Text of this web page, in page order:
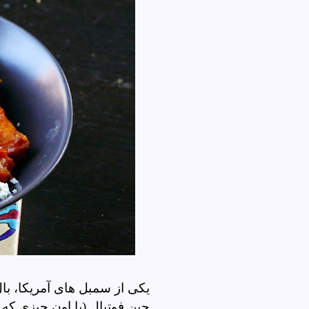
یکی از سمبل های